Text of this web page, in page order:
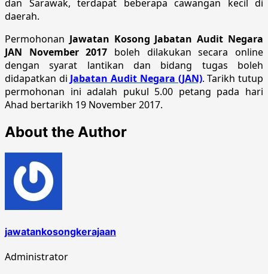
dan Sarawak, terdapat beberapa cawangan kecil di
daerah.
Permohonan Jawatan Kosong Jabatan Audit Negara
JAN November 2017 boleh dilakukan secara online
dengan syarat lantikan dan bidang tugas boleh
didapatkan di Jabatan Audit Negara (JAN). Tarikh tutup
permohonan ini adalah pukul 5.00 petang pada hari
Ahad bertarikh 19 November 2017.
About the Author
jawatankosongkerajaan
Administrator